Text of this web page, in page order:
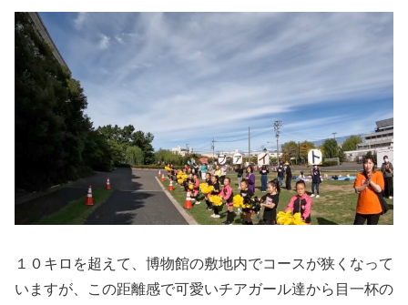
１０キロを超えて、博物館の敷地内でコースが狭くなって
いますが、この距離感で可愛いチアガール達から目一杯の